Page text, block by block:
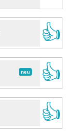
👍
neu
👍
👍